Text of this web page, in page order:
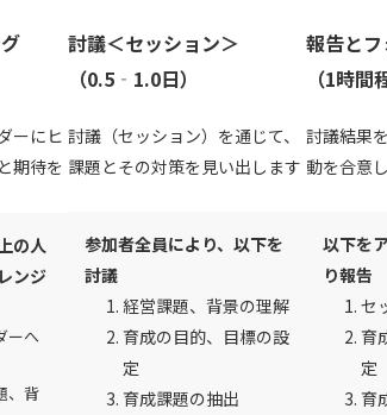
ーにヒ
期待を
の人
ンジ
ーへ
、背
討議＜セッション＞
（0.5‐1.0日）
討議（セッション）を通じて、
課題とその対策を見い出します
参加者全員により、以下を
討議
経営課題、背景の理解
育成の目的、目標の設
定
育成課題の抽出
報告と
（1時間
討議結果
動を合意
以下を
り報告
セ
育
定
育